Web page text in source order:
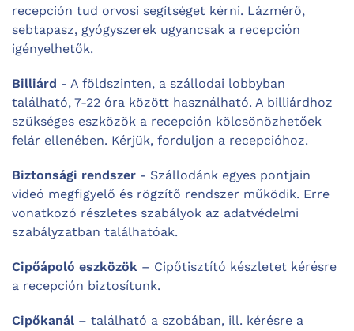
recepción tud orvosi segítséget kérni. Lázmérő,
sebtapasz, gyógyszerek ugyancsak a recepción
igényelhetők.
Billiárd - A földszinten, a szállodai lobbyban
található, 7-22 óra között használható. A billiárdhoz
szükséges eszközök a recepción kölcsönözhetőek
felár ellenében. Kérjük, forduljon a recepcióhoz.
Biztonsági rendszer - Szállodánk egyes pontjain
videó megfigyelő és rögzítő rendszer működik. Erre
vonatkozó részletes szabályok az adatvédelmi
szabályzatban találhatóak.
Cipőápoló eszközök – Cipőtisztító készletet kérésre
a recepción biztosítunk.
Cipőkanál – található a szobában, ill. kérésre a